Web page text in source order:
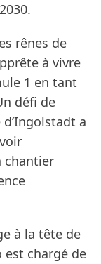
rênes de
à vivre
1 en tant
défi de
a
chantier
à la tête de
est chargé de